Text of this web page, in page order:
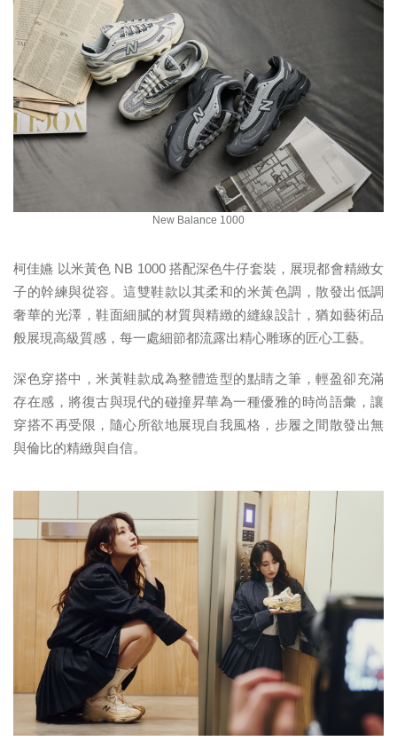
New Balance 1000
柯佳嬿 以米黃色 NB 1000 搭配深色牛仔套裝，展現都會精緻女
子的幹練與從容。這雙鞋款以其柔和的米黃色調，散發出低調
奢華的光澤，鞋面細膩的材質與精緻的縫線設計，猶如藝術品
般展現高級質感，每一處細節都流露出精心雕琢的匠心工藝。
深色穿搭中，米黃鞋款成為整體造型的點睛之筆，輕盈卻充滿
存在感，將復古與現代的碰撞昇華為一種優雅的時尚語彙，讓
穿搭不再受限，隨心所欲地展現自我風格，步履之間散發出無
與倫比的精緻與自信。